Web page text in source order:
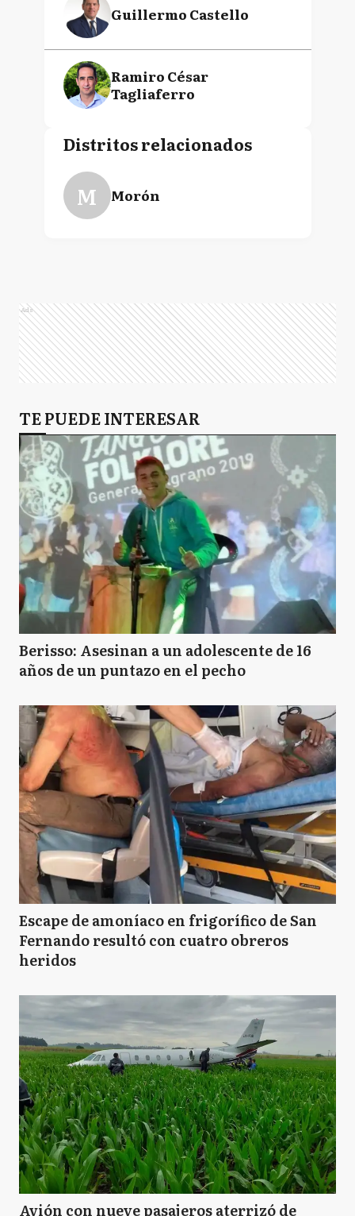
Guillermo Castello
Ramiro César
Tagliaferro
Distritos relacionados
M Morón
Ads
TE PUEDE INTERESAR
Berisso: Asesinan a un adolescente de 16
años de un puntazo en el pecho
Escape de amoníaco en frigorífico de San
Fernando resultó con cuatro obreros
heridos
Avión con nueve pasajeros aterrizó de